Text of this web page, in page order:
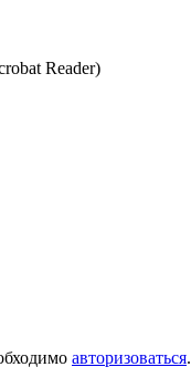
Reader)
авторизоваться.